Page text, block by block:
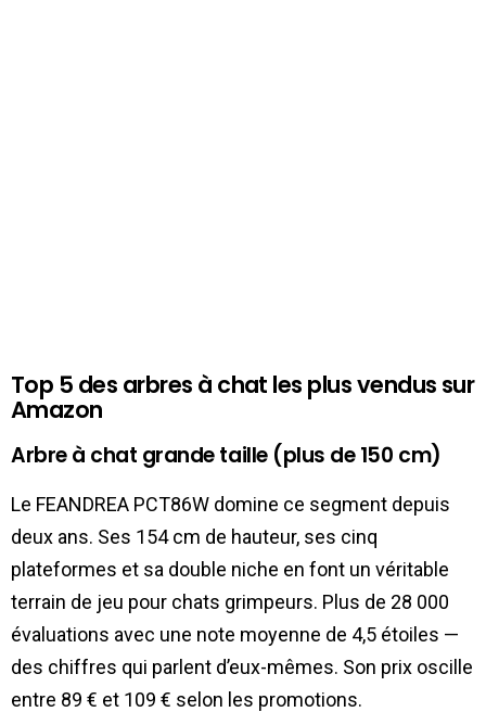
Top 5 des arbres à chat les plus vendus sur
Amazon
Arbre à chat grande taille (plus de 150 cm)
Le FEANDREA PCT86W domine ce segment depuis
deux ans. Ses 154 cm de hauteur, ses cinq
plateformes et sa double niche en font un véritable
terrain de jeu pour chats grimpeurs. Plus de 28 000
évaluations avec une note moyenne de 4,5 étoiles —
des chiffres qui parlent d’eux-mêmes. Son prix oscille
entre 89 € et 109 € selon les promotions.